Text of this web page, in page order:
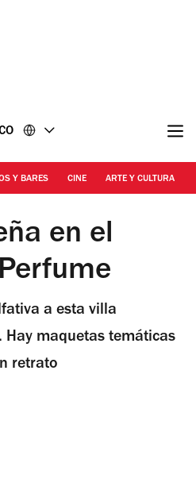
Y BARES CINE ARTE Y CULTURA
| Imagen ilustrativa
en el
a esta villa
Hay maquetas temáticas
retrato